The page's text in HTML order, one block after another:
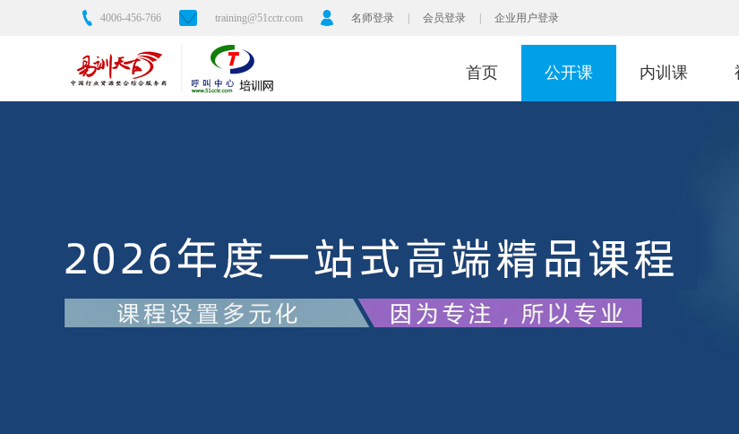
4006-456-766 training@51cctr.com 名师登录 会员登录 企业用户登录
首页 公开课 内训课